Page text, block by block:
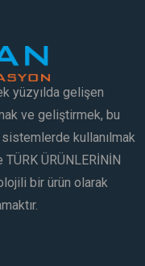
yüzyılda gelişen
ve geliştirmek, bu
kullanılmak
ÜRÜNLERİNİN
bir ürün olarak